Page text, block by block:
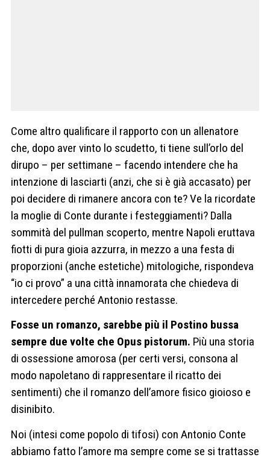
Come altro qualificare il rapporto con un allenatore
che, dopo aver vinto lo scudetto, ti tiene sull’orlo del
dirupo – per settimane – facendo intendere che ha
intenzione di lasciarti (anzi, che si è già accasato) per
poi decidere di rimanere ancora con te? Ve la ricordate
la moglie di Conte durante i festeggiamenti? Dalla
sommità del pullman scoperto, mentre Napoli eruttava
fiotti di pura gioia azzurra, in mezzo a una festa di
proporzioni (anche estetiche) mitologiche, rispondeva
“io ci provo” a una città innamorata che chiedeva di
intercedere perché Antonio restasse.
Fosse un romanzo, sarebbe più il Postino bussa
sempre due volte che Opus pistorum. Più una storia
di ossessione amorosa (per certi versi, consona al
modo napoletano di rappresentare il ricatto dei
sentimenti) che il romanzo dell’amore fisico gioioso e
disinibito.
Noi (intesi come popolo di tifosi) con Antonio Conte
abbiamo fatto l’amore ma sempre come se si trattasse